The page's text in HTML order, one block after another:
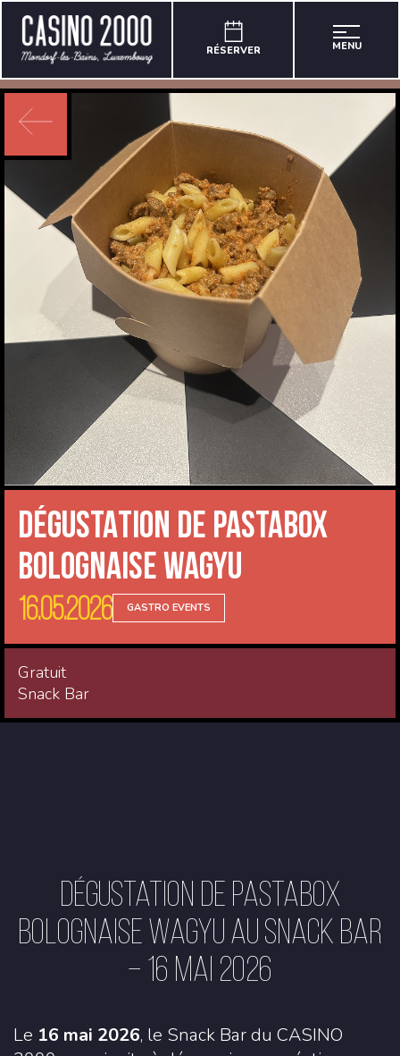
RÉSERVER MENU
DÉGUSTATION de Pastabox
Bolognaise Wagyu
16.05.2026 GASTRO EVENTS
Gratuit
Snack Bar
Dégustation de Pastabox
Bolognaise Wagyu au Snack Bar
– 16 mai 2026
Le 16 mai 2026, le Snack Bar du CASINO